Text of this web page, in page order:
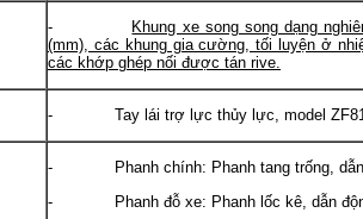
-
Khung xe song song dạng
(mm), các khung gia cường, tối luyện ở
các khớp ghép nối được tán rive.
- Tay lái trợ lực thủy lực, model
- Phanh chính: Phanh tang trống, dẫn
- Phanh đỗ xe: Phanh lốc kê, dẫn động